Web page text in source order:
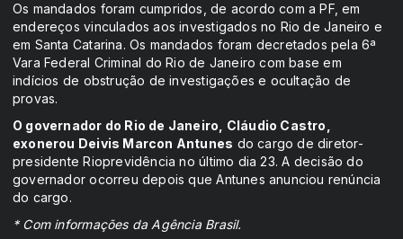
Os mandados foram cumpridos, de acordo com a PF, em
endereços vinculados aos investigados no Rio de Janeiro e
em Santa Catarina. Os mandados foram decretados pela 6ª
Vara Federal Criminal do Rio de Janeiro com base em
indícios de obstrução de investigações e ocultação de
provas.
O governador do Rio de Janeiro, Cláudio Castro,
exonerou Deivis Marcon Antunes do cargo de diretor-
presidente Rioprevidência no último dia 23. A decisão do
governador ocorreu depois que Antunes anunciou renúncia
do cargo.
* Com informações da Agência Brasil.